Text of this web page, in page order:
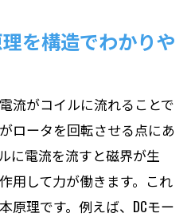
理と構造の関係性
ー回転の仕組み入門
ーターの回転現象
える回転のメカニズム
ーターの魅力
で仕組みを楽しく理解
を構造でわかりや
流がコイルに流れることで
ロータを回転させる点にあ
に電流を流すと磁界が生
用して力が働きます。これ
原理です。例えば、DCモー